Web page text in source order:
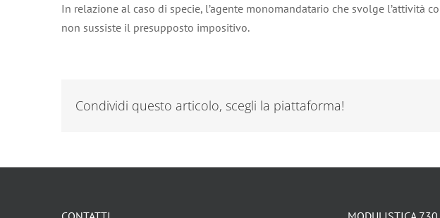
In relazione al caso di specie, l’agente monomandatario che svolge
non sussiste il presupposto impositivo.
Condividi questo articolo, scegli la piattaforma!